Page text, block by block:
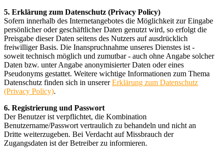
5. Erklärung zum Datenschutz (Privacy Policy)
Sofern innerhalb des Internetangebotes die Möglichkeit zur Eingabe
persönlicher oder geschäftlicher Daten genutzt wird, so erfolgt die
Preisgabe dieser Daten seitens des Nutzers auf ausdrücklich
freiwilliger Basis. Die Inanspruchnahme unseres Dienstes ist -
soweit technisch möglich und zumutbar - auch ohne Angabe solcher
Daten bzw. unter Angabe anonymisierter Daten oder eines
Pseudonyms gestattet. Weitere wichtige Informationen zum Thema
Datenschutz finden sich in unsererErklärung zum Datenschutz
(Privacy Policy).
6. Registrierung und Passwort
Der Benutzer ist verpflichtet, die Kombination
Benutzername/Passwort vertraulich zu behandeln und nicht an
Dritte weiterzugeben. Bei Verdacht auf Missbrauch der
Zugangsdaten ist der Betreiber zu informieren.